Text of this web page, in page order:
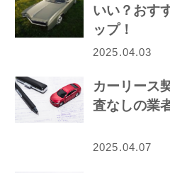
いい？おす
ップ！
2025.04.03
カーリース
査なしの業
2025.04.07